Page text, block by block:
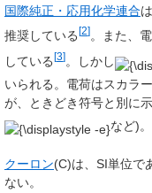
国際純正・応用化学連合
推奨している[2]。また、
している [3] 。しかし
いられる。電荷はスカラ
が、ときどき符号と別に
など)。
クーロン(C)は、SI単位で
ない。